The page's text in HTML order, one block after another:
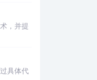
，并提
具体代